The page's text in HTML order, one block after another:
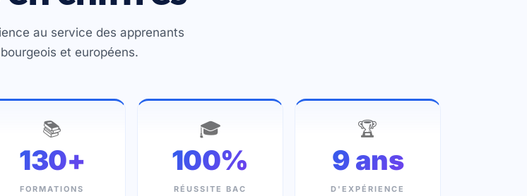
au service des apprenants
et européens.
📚
130+
FORMATIONS
🎓
100%
RÉUSSITE BAC
🏆
9 ans
D'EXPÉRIENCE